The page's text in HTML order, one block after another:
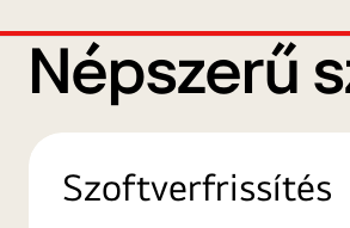
Népszerű
Szoftverfrissítés